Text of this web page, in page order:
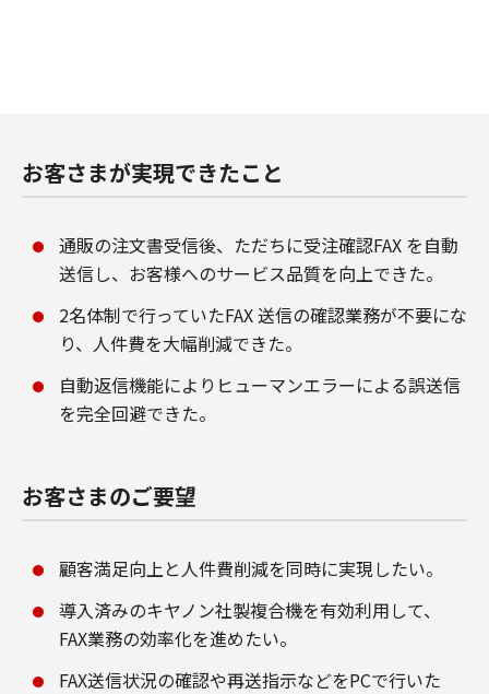
お客さまが実現できたこと
通販の注文書受信後、ただちに受注確認FAX を自動
送信し、お客様へのサービス品質を向上できた。
2名体制で行っていたFAX 送信の確認業務が不要にな
り、人件費を大幅削減できた。
自動返信機能によりヒューマンエラーによる誤送信
を完全回避できた。
お客さまのご要望
顧客満足向上と人件費削減を同時に実現したい。
導入済みのキヤノン社製複合機を有効利用して、
FAX業務の効率化を進めたい。
FAX送信状況の確認や再送指示などをPCで行いた